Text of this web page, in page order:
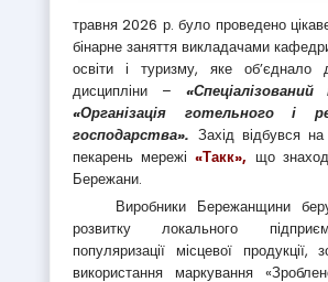
травня 2026 р. було проведено
бінарне заняття викладачами
освіти і туризму, яке об’єднало
дисципліни –
«Організація готельного і
господарства». Захід відбувся на
пекарень мережі«Такк», що
Бережани.
Виробники Бережанщини
розвитку локального
популяризації місцевої продукції,
використання маркування